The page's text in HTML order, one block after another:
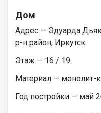
Дом
Адрес — Эдуарда
р-н район, Иркутск
Этаж — 16 / 19
Материал — монолит-
Год постройки — май